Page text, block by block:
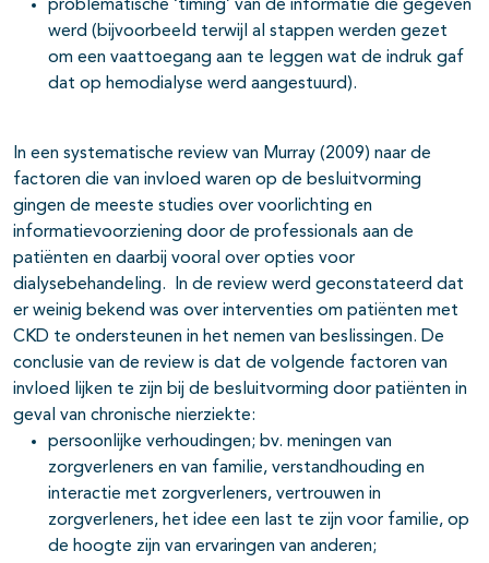
problematische ‘timing’ van de informatie die gegeven
werd (bijvoorbeeld terwijl al stappen werden gezet
om een vaattoegang aan te leggen wat de indruk gaf
dat op hemodialyse werd aangestuurd).
In een systematische review van Murray (2009) naar de
factoren die van invloed waren op de besluitvorming
gingen de meeste studies over voorlichting en
informatievoorziening door de professionals aan de
patiënten en daarbij vooral over opties voor
dialysebehandeling. In de review werd geconstateerd dat
er weinig bekend was over interventies om patiënten met
CKD te ondersteunen in het nemen van beslissingen. De
conclusie van de review is dat de volgende factoren van
invloed lijken te zijn bij de besluitvorming door patiënten in
geval van chronische nierziekte:
persoonlijke verhoudingen; bv. meningen van
zorgverleners en van familie, verstandhouding en
interactie met zorgverleners, vertrouwen in
zorgverleners, het idee een last te zijn voor familie, op
de hoogte zijn van ervaringen van anderen;